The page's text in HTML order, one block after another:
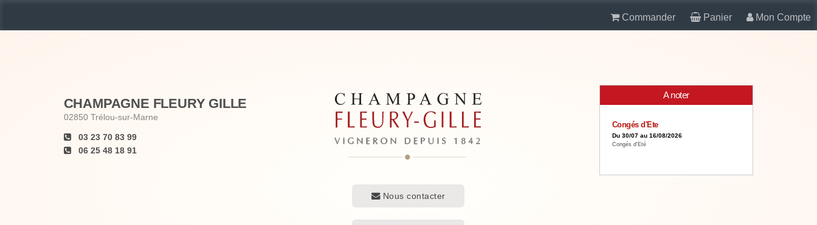
Commander Panier Mon Compte
CHAMPAGNE FLEURY GILLE
02850 Trélou-sur-Marne
03 23 70 83 99
06 25 48 18 91
Nous contacter
A noter
Congés d'Ete
Du 30/07 au 16/08/2026
Congés d'Eté